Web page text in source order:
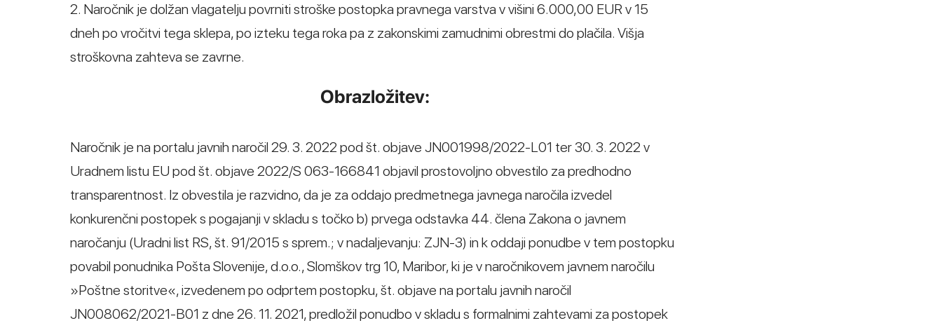
2. Naročnik je dolžan vlagatelju povrniti stroške postopka pravnega varstva v višini 6.000,00 EUR v 15
dneh po vročitvi tega sklepa, po izteku tega roka pa z zakonskimi zamudnimi obrestmi do plačila. Višja
stroškovna zahteva se zavrne.
Obrazložitev:
Naročnik je na portalu javnih naročil 29. 3. 2022 pod št. objave JN001998/2022-L01 ter 30. 3. 2022 v
Uradnem listu EU pod št. objave 2022/S 063-166841 objavil prostovoljno obvestilo za predhodno
transparentnost. Iz obvestila je razvidno, da je za oddajo predmetnega javnega naročila izvedel
konkurenčni postopek s pogajanji v skladu s točko b) prvega odstavka 44. člena Zakona o javnem
naročanju (Uradni list RS, št. 91/2015 s sprem.; v nadaljevanju: ZJN-3) in k oddaji ponudbe v tem postopku
povabil ponudnika Pošta Slovenije, d.o.o., Slomškov trg 10, Maribor, ki je v naročnikovem javnem naročilu
»Poštne storitve«, izvedenem po odprtem postopku, št. objave na portalu javnih naročil
JN008062/2021-B01 z dne 26. 11. 2021, predložil ponudbo v skladu s formalnimi zahtevami za postopek